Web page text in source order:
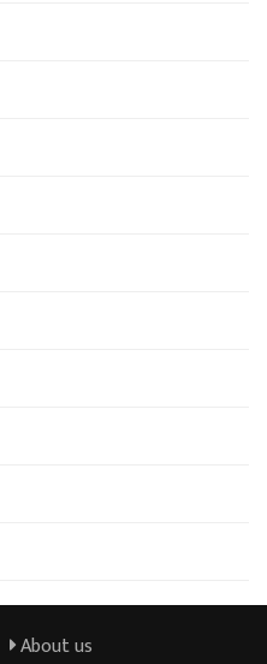
About us